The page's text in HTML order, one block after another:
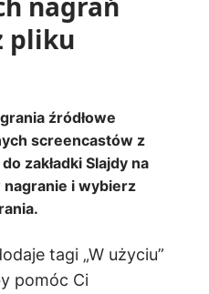
pliku
źródłowe
screencastów z
zakładki Slajdy na
nagranie i wybierz
.
tagi „W użyciu”
pomóc Ci